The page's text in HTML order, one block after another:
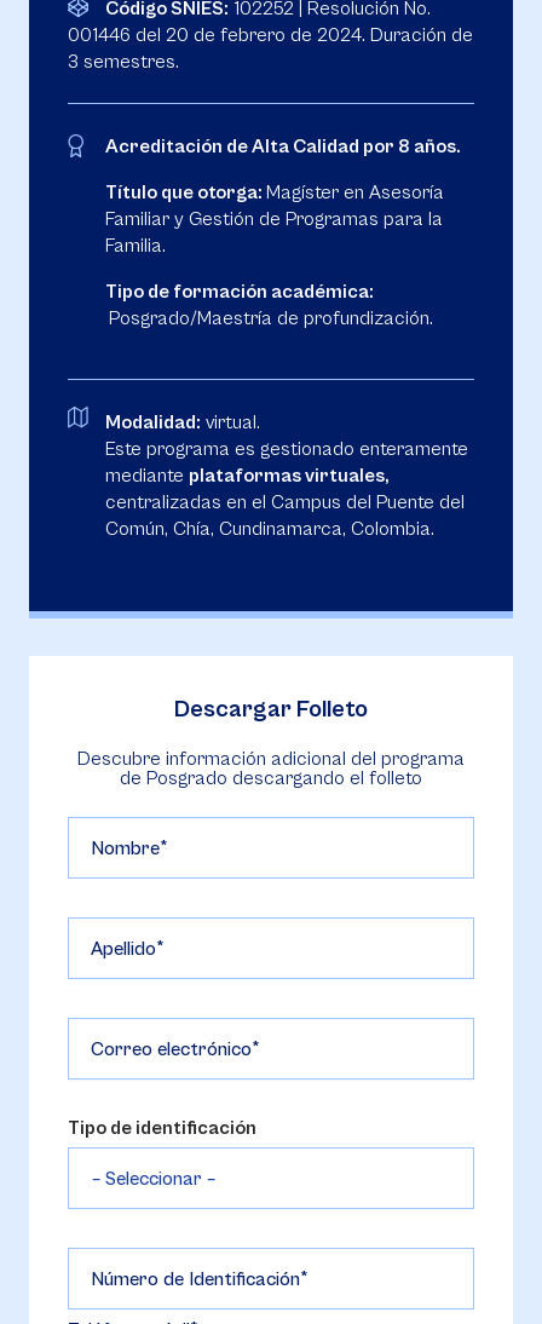
Código SNIES: 102252 | Resolución No.
001446 del 20 de febrero de 2024. Duración de
3 semestres.
Acreditación de Alta Calidad por 8 años.
Título que otorga: Magíster en Asesoría
Familiar y Gestión de Programas para la
Familia.
Tipo de formación académica:
Posgrado/Maestría de profundización.
Modalidad: virtual.
Este programa es gestionado enteramente
mediante plataformas virtuales,
centralizadas en el Campus del Puente del
Común, Chía, Cundinamarca, Colombia.
Descargar Folleto
Descubre información adicional del programa
de Posgrado descargando el folleto
Nombre
Apellido
Correo electrónico
Tipo de identificación
Número de Identificación